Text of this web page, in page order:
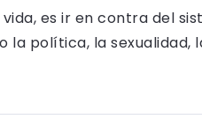
es ir en contra del
política, la sexualidad,